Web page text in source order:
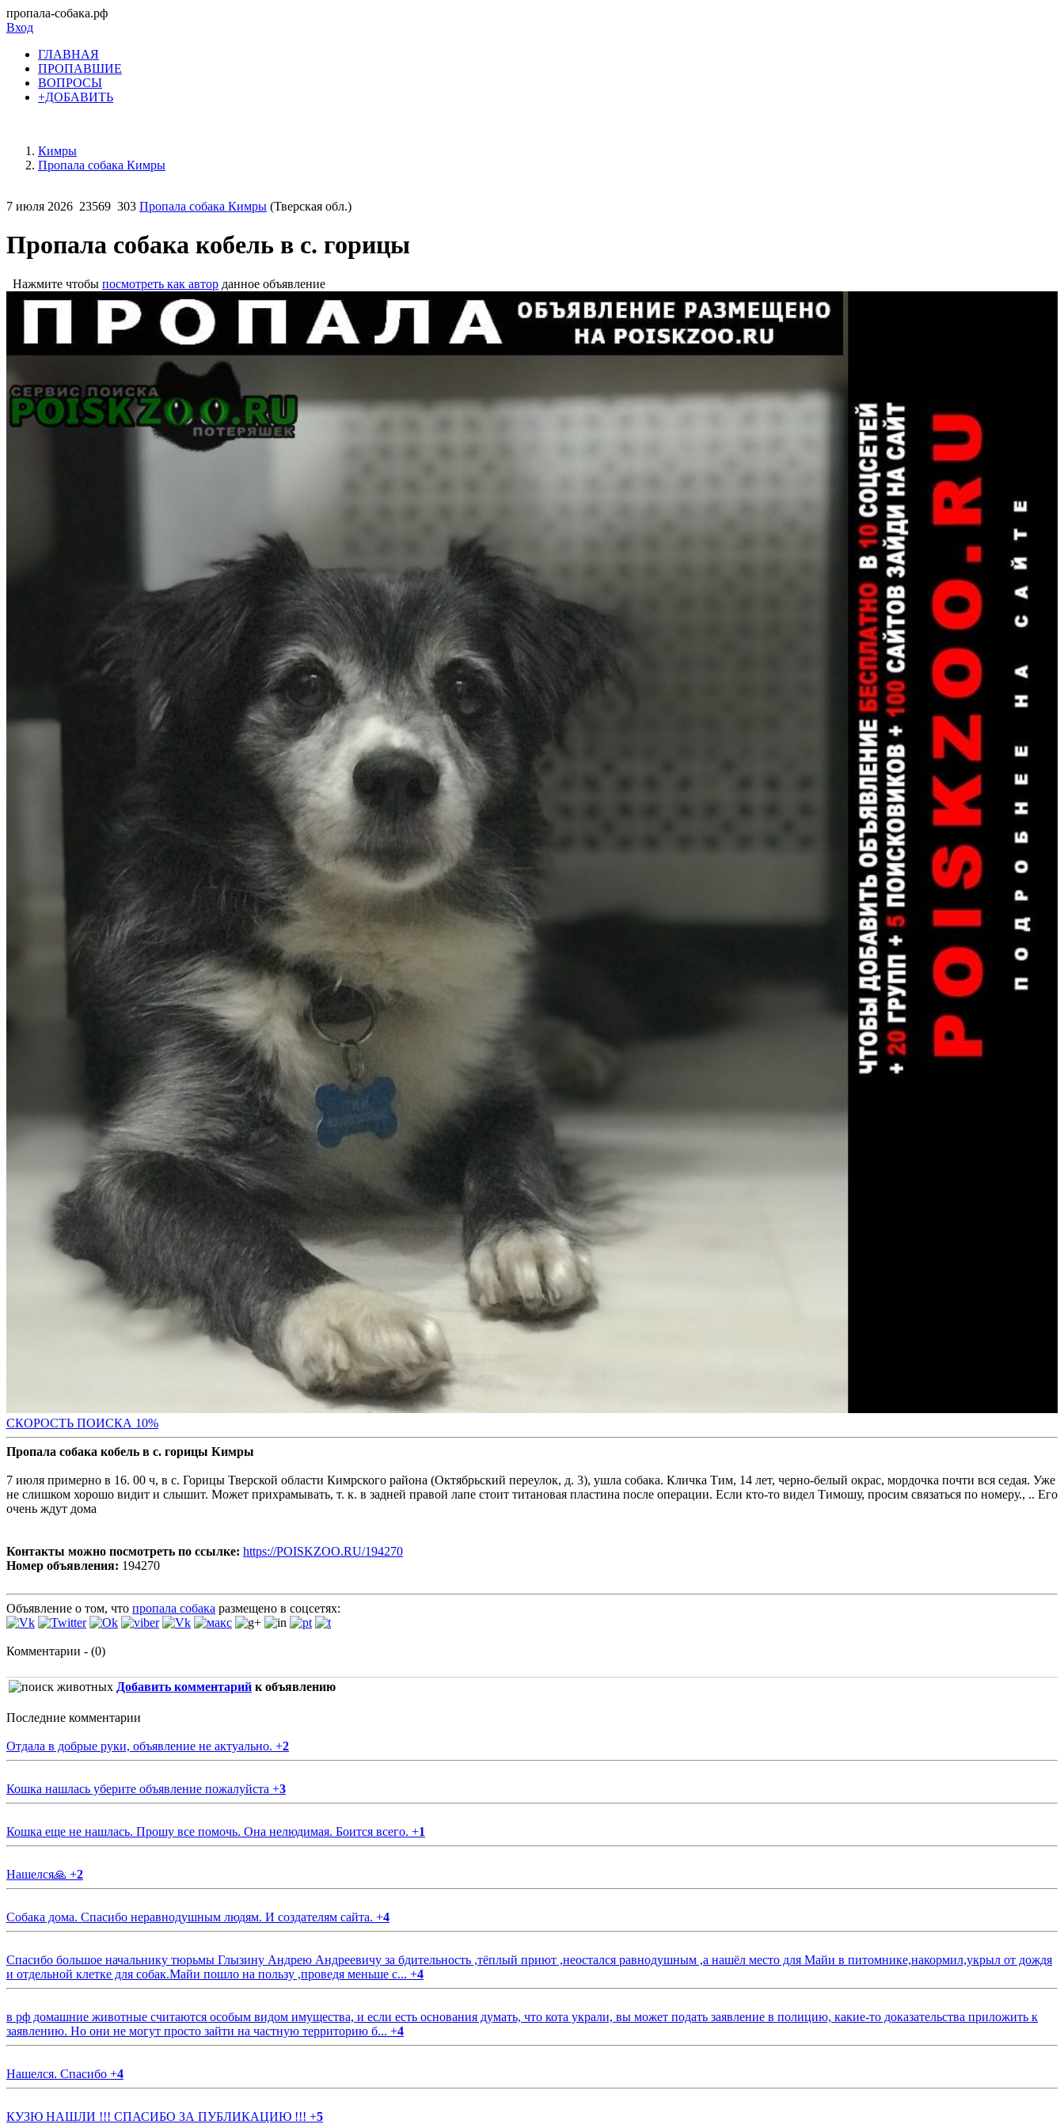
пропала-собака.рф
Вход
ГЛАВНАЯ
ПРОПАВШИЕ
ВОПРОСЫ
+ДОБАВИТЬ
Кимры
Пропала собака Кимры
7 июля 2026 23569 303 Пропала собака Кимры (Тверская обл.)
Пропала собака кобель в с. горицы
Нажмите чтобы посмотреть как автор данное объявление
СКОРОСТЬ ПОИСКА 10%
Пропала собака кобель в с. горицы Кимры
7 июля примерно в 16. 00 ч, в с. Горицы Тверской области Кимрского района (Октябрьский переулок, д. 3), ушла собака. Кличка Тим, 14 лет, черно-белый окрас, мордочка почти вся седая. Уже
не слишком хорошо видит и слышит. Может прихрамывать, т. к. в задней правой лапе стоит титановая пластина после операции. Если кто-то видел Тимошу, просим связаться по номеру., .. Его
очень ждут дома
Контакты можно посмотреть по ссылке: https://POISKZOO.RU/194270
Номер объявления: 194270
Объявление о том, что пропала собака размещено в соцсетях:
Комментарии - (0)
Добавить комментарий к объявлению
Последние комментарии
Отдала в добрые руки, объявление не актуально. +2
Кошка нашлась уберите объявление пожалуйста +3
Кошка еще не нашлась. Прошу все помочь. Она нелюдимая. Боится всего. +1
Нашелся🙏 +2
Собака дома. Спасибо неравнодушным людям. И создателям сайта. +4
Спасибо большое начальнику тюрьмы Глызину Андрею Андреевичу за бдительность ,тёплый приют ,неостался равнодушным ,а нашёл место для Майи в питомнике,накормил,укрыл от дождя
и отдельной клетке для собак.Майи пошло на пользу ,проведя меньше с... +4
в рф домашние животные считаются особым видом имущества, и если есть основания думать, что кота украли, вы может подать заявление в полицию, какие-то доказательства приложить к
заявлению. Но они не могут просто зайти на частную территорию б... +4
Нашелся. Спасибо +4
КУЗЮ НАШЛИ !!! СПАСИБО ЗА ПУБЛИКАЦИЮ !!! +5